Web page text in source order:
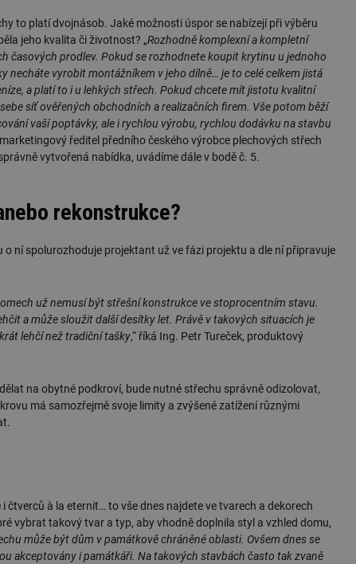
to platí dvojnásob. Jaké možnosti úspor se nabízejí při výběru
jeho kvalita či životnost? „Rozhodně komplexní a kompletní
časových prodlev. Pokud se rozhodnete koupit krytinu u jednoho
necháte vyrobit montážníkem v jeho dílně… je to celé celkem jistá
a platí to i u lehkých střech. Pokud chcete mít jistotu kvalitní
síť ověřených obchodních a realizačních firem. Vše potom běží
vaší poptávky, ale i rychlou výrobu, rychlou dodávku na stavbu
ředitel předního českého výrobce plechových střech
vytvořená nabídka, uvádíme dále v bodě č. 5.
rekonstrukce?
ní spolurozhoduje projektant už ve fázi projektu a dle ní připravuje
už nemusí být střešní konstrukce ve stoprocentním stavu.
a může sloužit další desítky let. Právě v takových situacích je
lehčí než tradiční tašky,“ říká Ing. Petr Tureček, produktový
na obytné podkroví, bude nutné střechu správně odizolovat,
má samozřejmě svoje limity a zvýšené zatížení různými
čtverců à la eternit… to vše dnes najdete ve tvarech a dekorech
vybrat takový tvar a typ, aby vhodně doplnila styl a vzhled domu,
může být dům v památkově chráněné oblasti. Ovšem dnes se
akceptovány i památkáři. Na takových stavbách často tak zvaně